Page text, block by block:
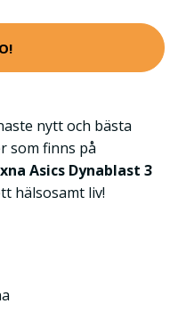
nytt och bästa
som finns på
Asics Dynablast 3
hälsosamt liv!